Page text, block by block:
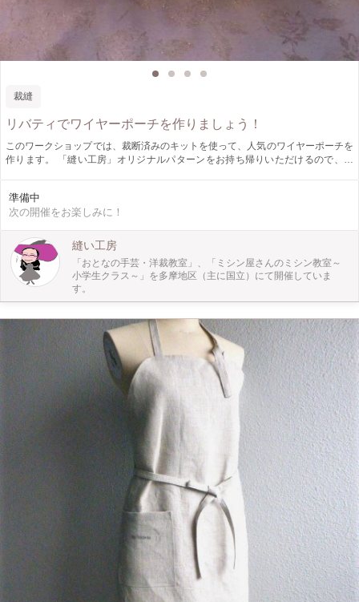
裁縫
リバティでワイヤーポーチを作りましょう！
このワークショップでは、裁断済みのキットを使って、人気のワイヤーポーチを
作ります。 「縫い工房」オリジナルパターンをお持ち帰りいただけるので、ご
準備中
次の開催をお楽しみに！
縫い工房
「おとなの手芸・洋裁教室」、「ミシン屋さんのミシン教室～
小学生クラス～」を多摩地区（主に国立）にて開催していま
す。